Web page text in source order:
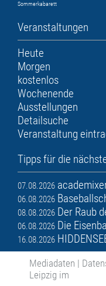
Sommerkabarett
Veranstaltungen
Heute
Morgen
kostenlos
Wochenende
Ausstellungen
Detailsuche
Veranstaltung
Tipps für die
07.08.2026
06.08.2026
08.08.2026 Der Raub
06.08.2026 Die
16.08.2026
Mediadaten |
Leipzig im